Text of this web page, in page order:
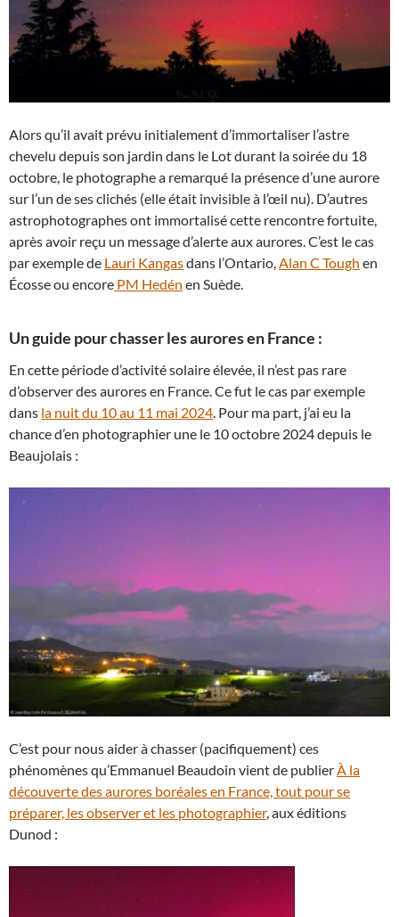
Alors qu’il avait prévu initialement d’immortaliser l’astre
chevelu depuis son jardin dans le Lot durant la soirée du 18
octobre, le photographe a remarqué la présence d’une aurore
sur l’un de ses clichés (elle était invisible à l’œil nu). D’autres
astrophotographes ont immortalisé cette rencontre fortuite,
après avoir reçu un message d’alerte aux aurores. C’est le cas
par exemple de Lauri Kangasdans l’Ontario,Alan C Tough en
Écosse ou encore PM Hedén en Suède.
Un guide pour chasser les aurores en France :
En cette période d’activité solaire élevée, il n’est pas rare
d’observer des aurores en France. Ce fut le cas par exemple
dans la nuit du 10 au 11 mai 2024. Pour ma part, j’ai eu la
chance d’en photographier une le 10 octobre 2024 depuis le
Beaujolais :
C’est pour nous aider à chasser (pacifiquement) ces
phénomènes qu’Emmanuel Beaudoin vient de publier À la
découverte des aurores boréales en France, tout pour se
préparer, les observer et les photographier, aux éditions
Dunod :